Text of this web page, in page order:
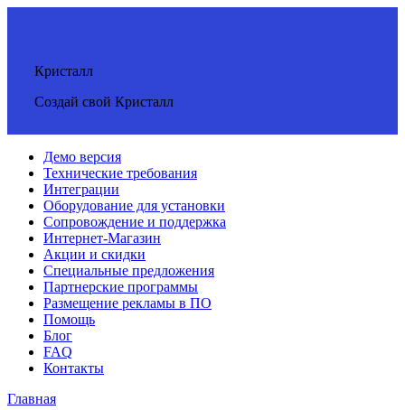
Кристалл
Создай свой Кристалл
Демо версия
Технические требования
Интеграции
Оборудование для установки
Сопровождение и поддержка
Интернет-Магазин
Акции и скидки
Специальные предложения
Партнерские программы
Размещение рекламы в ПО
Помощь
Блог
FAQ
Контакты
Главная